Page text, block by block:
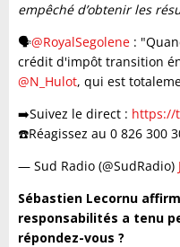
empêché d’obtenir les
🗣️@RoyalSegolene :
crédit d'impôt transition
@N_Hulot, qui est
➡️​Suivez le direct : https://
☎️​Réagissez au 0 826 300
— Sud Radio (@SudRadio)
Sébastien Lecornu
responsabilités a tenu
répondez-vous ?